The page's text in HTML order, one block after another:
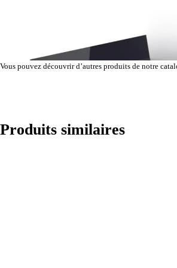
Vous pouvez découvrir d’autres produits de notre
Produits similaires